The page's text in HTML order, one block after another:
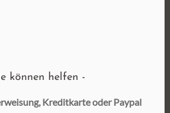
können helfen
Kreditkarte oderPaypal